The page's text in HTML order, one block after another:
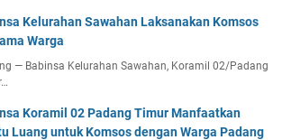
Kelurahan Sawahan Laksanakan Komsos
Warga
— Babinsa Kelurahan Sawahan, Koramil 02/Padang
Koramil 02 Padang Timur Manfaatkan
Luang untuk Komsos dengan Warga Padang